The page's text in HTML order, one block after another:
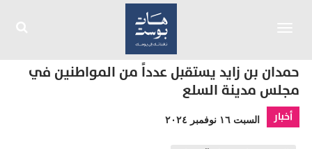
حمدان بن زايد يستقبل عدداً من المواطنين في
مجلس مدينة السلع
أخبار السبت ١٦ نوفمبر ٢٠٢٤